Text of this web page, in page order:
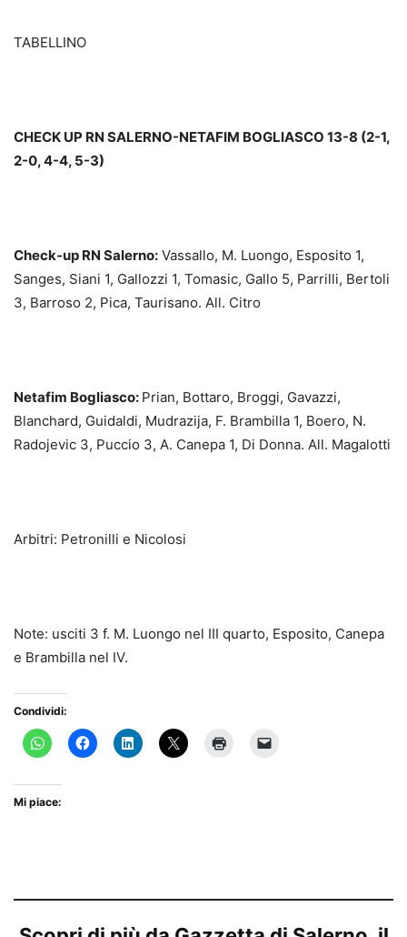
TABELLINO
CHECK UP RN SALERNO-NETAFIM BOGLIASCO 13-8 (2-1,
2-0, 4-4, 5-3)
Check-up RN Salerno: Vassallo, M. Luongo, Esposito 1,
Sanges, Siani 1, Gallozzi 1, Tomasic, Gallo 5, Parrilli, Bertoli
3, Barroso 2, Pica, Taurisano. All. Citro
Netafim Bogliasco: Prian, Bottaro, Broggi, Gavazzi,
Blanchard, Guidaldi, Mudrazija, F. Brambilla 1, Boero, N.
Radojevic 3, Puccio 3, A. Canepa 1, Di Donna. All. Magalotti
Arbitri: Petronilli e Nicolosi
Note: usciti 3 f. M. Luongo nel III quarto, Esposito, Canepa
e Brambilla nel IV.
Condividi:
Mi piace: